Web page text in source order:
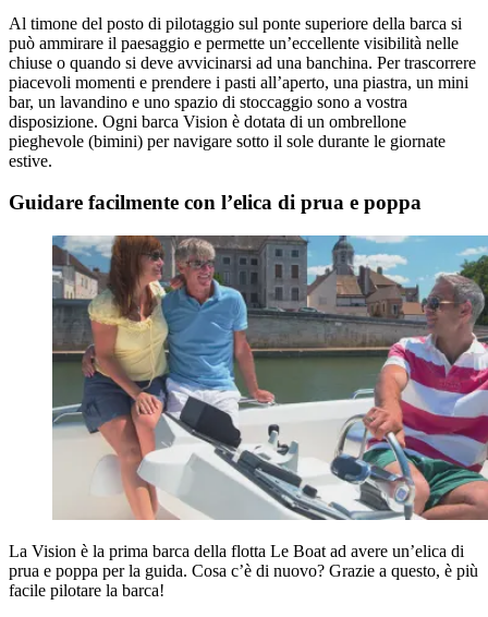
Al timone del posto di pilotaggio sul ponte superiore della barca si
può ammirare il paesaggio e permette un’eccellente visibilità nelle
chiuse o quando si deve avvicinarsi ad una banchina. Per trascorrere
piacevoli momenti e prendere i pasti all’aperto, una piastra, un mini
bar, un lavandino e uno spazio di stoccaggio sono a vostra
disposizione. Ogni barca Vision è dotata di un ombrellone
pieghevole (bimini) per navigare sotto il sole durante le giornate
estive.
Guidare facilmente con l’elica di prua e poppa
La Vision è la prima barca della flotta Le Boat ad avere un’elica di
prua e poppa per la guida. Cosa c’è di nuovo? Grazie a questo, è più
facile pilotare la barca!